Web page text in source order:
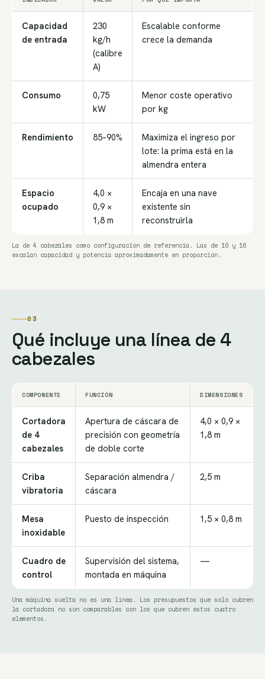
Capacidad
de entrada
230
kg/h
(calibre
A)
Escalable conforme
crece la demanda
Consumo
0,75
kW
Menor coste operativo
por kg
Rendimiento 85–90%
Maximiza el ingreso por
lote: la prima está en la
almendra entera
Espacio
ocupado
4,0 ×
0,9 ×
1,8 m
Encaja en una nave
existente sin
reconstruirla
La de 4 cabezales como configuración de referencia. Las de 10 y 16
escalan capacidad y potencia aproximadamente en proporción.
03
Qué incluye una línea de 4
cabezales
COMPONENTE FUNCIÓN DIMENSIONES
Cortadora
de 4
cabezales
Apertura de cáscara de
precisión con geometría
de doble corte
4,0 × 0,9 ×
1,8 m
Criba
vibratoria
Separación almendra /
cáscara
2,5 m
Mesa
inoxidable
Puesto de inspección 1,5 × 0,8 m
Cuadro de
control
Supervisión del sistema,
montada en máquina
—
Una máquina suelta no es una línea. Los presupuestos que solo cubren
la cortadora no son comparables con los que cubren estos cuatro
elementos.